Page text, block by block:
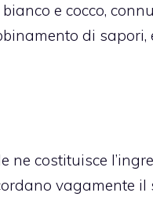
e cocco,
di sapori,
ne costituisce
vagamente il